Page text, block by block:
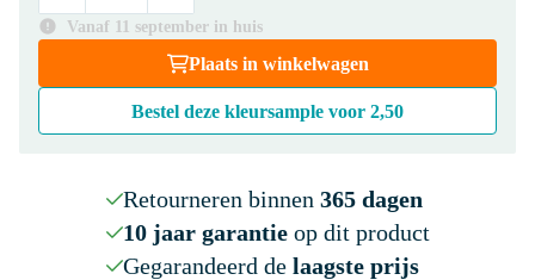
Vanaf 11 september in huis
Plaats in winkelwagen
Bestel deze kleursample voor 2,50
Retourneren binnen 365 dagen
10 jaar garantieop dit product
Gegarandeerd de laagste prijs